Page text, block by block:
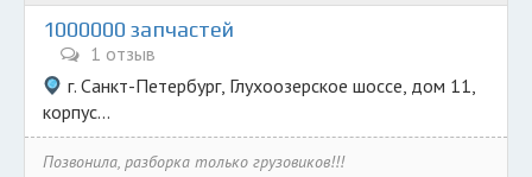
1000000 запчастей
1 отзыв
г. Санкт-Петербург, Глухоозерское шоссе, дом 11,
корпус...
Позвонила, разборка только грузовиков!!!